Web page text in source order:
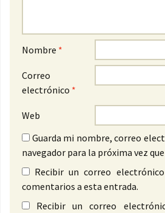
Nombre *
Correo
electrónico *
Web
Guarda mi nombre, correo
navegador para la próxima vez
Recibir un correo
comentarios a esta entrada.
Recibir un correo